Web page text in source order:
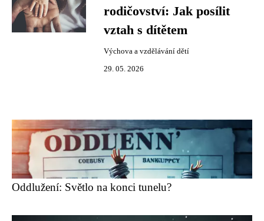
rodičovství: Jak posílit
vztah s dítětem
Výchova a vzdělávání dětí
29. 05. 2026
Oddlužení: Světlo na konci tunelu?